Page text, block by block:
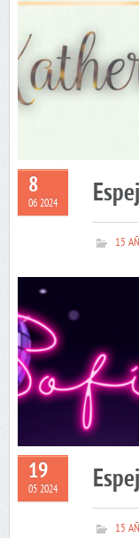
8
06 2024
15
19
05 2024
15